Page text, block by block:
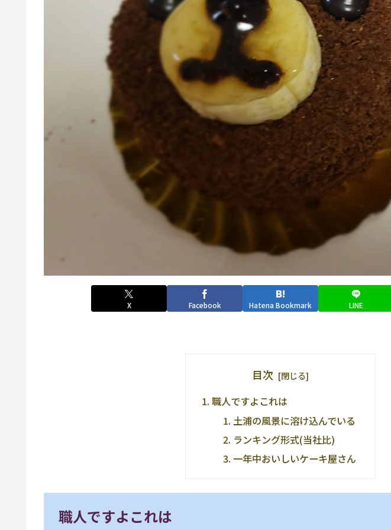
X Facebook Hatena Bookmark LINE
目次
職人ですよこれは
土浦の風景に溶け込んでいる
ランキング形式(当社比)
一年中おいしいケーキ屋さん
職人ですよこれは